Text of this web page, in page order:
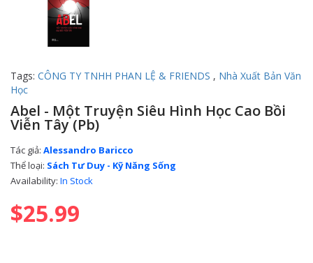
Tags: CÔNG TY TNHH PHAN LỆ & FRIENDS , Nhà Xuất Bản Văn
Học
Abel - Một Truyện Siêu Hình Học Cao Bồi
Viễn Tây (Pb)
Tác giả: Alessandro Baricco
Thể loại: Sách Tư Duy - Kỹ Năng Sống
Availability: In Stock
$25.99